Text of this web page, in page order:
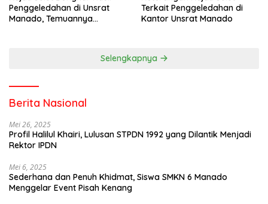
Penggeledahan di Unsrat
Manado, Temuannya
Terkait Penggeledahan di
Kantor Unsrat Manado
Selengkapnya
Berita Nasional
Mei 26, 2025
Profil Halilul Khairi, Lulusan STPDN 1992 yang Dilantik Menjadi
Rektor IPDN
Mei 6, 2025
Sederhana dan Penuh Khidmat, Siswa SMKN 6 Manado
Menggelar Event Pisah Kenang